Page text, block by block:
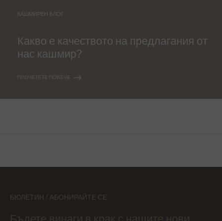
КАШМИРЕН БЛОГ
Какво е качеството на предлагания от
нас кашмир?
ПРОЧЕТЕТЕ ПОВЕЧЕ
БЮЛЕТИН / АБОНИРАЙТЕ СЕ